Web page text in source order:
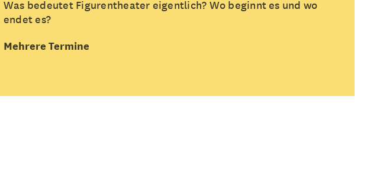
Was bedeutet Figurentheater eigentlich? Wo beginnt es und wo
endet es?
Mehrere Termine